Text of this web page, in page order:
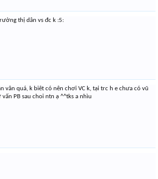
thị dân vs đc k :5:
vân quá, k biêt có nên chơi VC k, tại trc h e chưa có vũ
PB sau choi ntn ạ ^^tks a nhìu